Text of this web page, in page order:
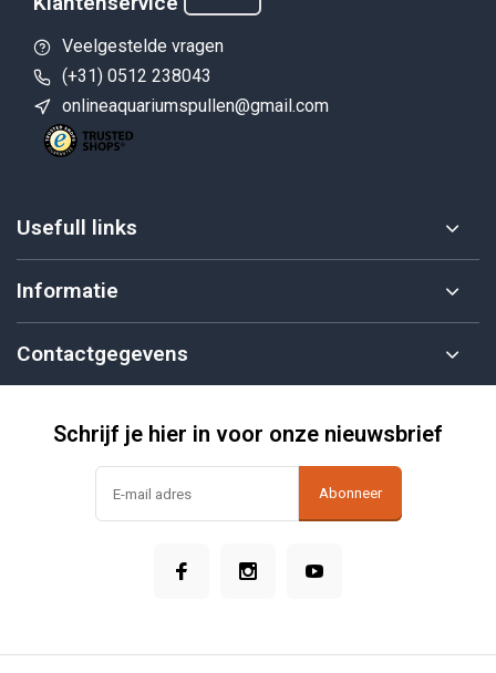
Veelgestelde vragen
(+31) 0512 238043
onlineaquariumspullen@gmail.com
Usefull links
Informatie
Contactgegevens
Schrijf je hier in voor onze nieuwsbrief
Abonneer